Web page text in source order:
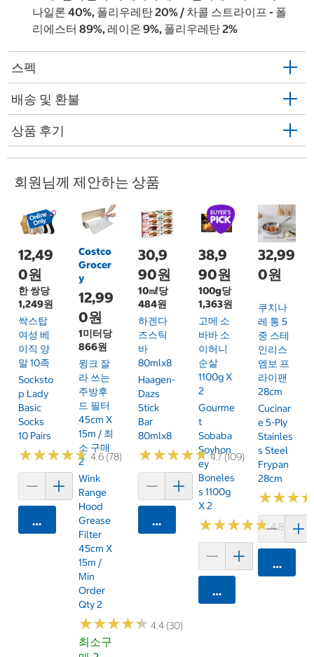
나일론 40%, 폴리우레탄 20% / 차콜 스트라이프 - 폴
리에스터 89%, 레이온 9%, 폴리우레탄 2%
스펙
배송 및 환불
상품 후기
회원님께 제안하는 상품
12,49
0원
한 쌍당
1,249원
싹스탑
여성 베
이직 양
말 10족
Socksto
P Lady
Basic
Socks
10 Pairs
★★★★★
★★★★★ 4.6 (78)
카트에 담기
Costco
Grocer
y
12,99
0원
1미터당
866원
윙크 잘
라 쓰는
주방후
드 필터
45cm X
15m / 최
소 구매
2
Wink
Range
Hood
Grease
Filter
45cm X
15m /
Min
Order
Qty 2
★★★★★
★★★★★ 4.4 (30)
최소구
30,9
90원
10㎖당
484원
하겐다
즈스틱
바
80mlx8
Haagen-
Dazs
Stick
Bar
80mlx8
★★★★★
★★★★★4.7 (109)
카트에 담기
38,9
90원
100g당
1,363원
고메 소
바바 소
이허니
순살
1100g X
2
Gourme
T
Sobaba
Soyhon
Ey
Boneles
S 1100g
X 2
★★★★★
★★★★★4.8 (79)
카트에 담기
32,99
0원
쿠치나
레 통 5
중 스테
인리스
엠보 프
라이팬
28cm
Cucinar
E 5-Ply
Stainles
S Steel
Frypan
28cm
★★★
★★★
카트에